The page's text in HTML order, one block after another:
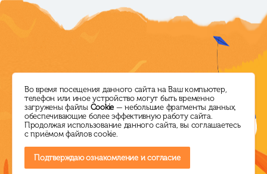
Режим работы
ПН-ПТ: с 10.00 до 18.00
СБ: выходной
ВС: с 10.00 до 16.00
Директор ЦБС
+7 (38464) 5-14-60
ksl.lib@mail.ru
Во время посещения данного сайта на Ваш компьютер,
телефон или иное устройство могут быть временно
загружены файлы Cookie — небольшие фрагменты данных,
обеспечивающие более эффективную работу сайта.
Продолжая использование данного сайта, вы соглашаетесь
с приёмом файлов cookie.
Подтверждаю ознакомление и согласие